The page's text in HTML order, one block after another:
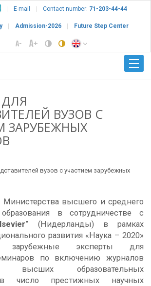
E-mail Contact number: 71-203-44-44
Admission-2026 Future Step Center
ВУЗОВ С
ЗАРУБЕЖНЫХ
вузов с участием зарубежных
высшего и среднего
в сотрудничестве с
” (Нидерланды) в рамках
развития «Наука – 2020»
зарубежные эксперты для
по включению журналов
высших образовательных
число престижных научных